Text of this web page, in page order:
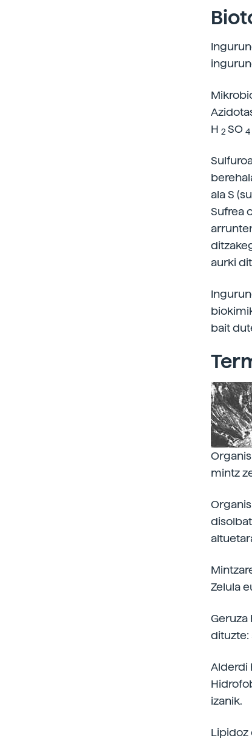
H 2 SO 4
ala S
Sufrea
aurki
bait
mintz
Zelula
Geruza
dituzte:
Alderdi
izanik.
Lipidoz